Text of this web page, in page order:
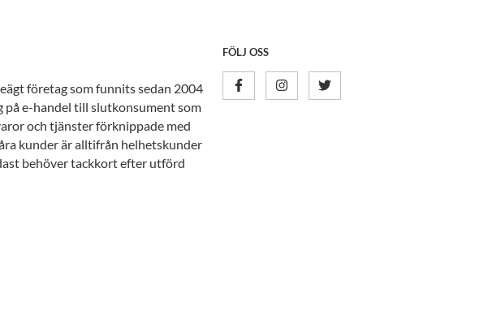
företag som funnits sedan 2004
på e-handel till slutkonsument som
och tjänster förknippade med
kunder är alltifrån helhetskunder
behöver tackkort efter utförd
FÖLJ OSS